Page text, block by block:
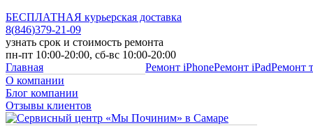
БЕСПЛАТНАЯ курьерская доставка
8(846)379-21-09
узнать срок и стоимость ремонта
пн-пт 10:00-20:00, сб-вс 10:00-20:00
Главная
О компании
Блог компании
Отзывы клиентов
Ремонт iPhoneРемонт iPadРемонт